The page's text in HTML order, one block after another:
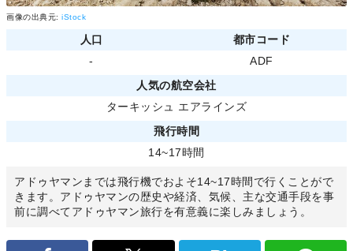
画像の出典元: iStock
人口
都市コード
-
ADF
人気の航空会社
ターキッシュ エアラインズ
飛行時間
14~17時間
アドゥヤマンまでは飛行機でおよそ14~17時間で行くことがで
きます。アドゥヤマンの歴史や経済、気候、主な交通手段を事
前に調べてアドゥヤマン旅行を有意義に楽しみましょう。